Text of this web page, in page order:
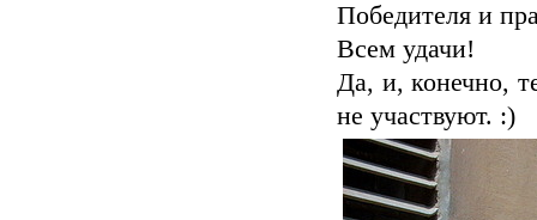
Победителя и
Всем удачи!
Да, и, конечно,
не участвуют. :)